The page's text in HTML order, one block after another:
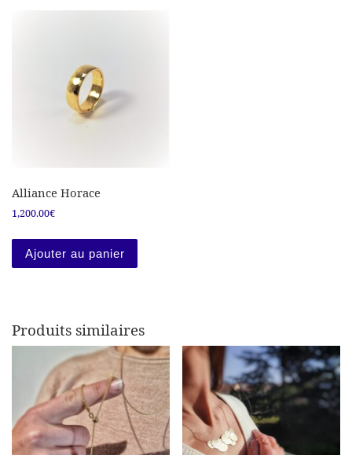
Alliance Horace
1,200.00€
Ajouter au panier
Produits similaires